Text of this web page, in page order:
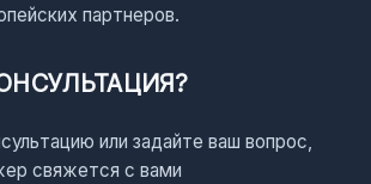
партнеров.
или задайте ваш вопрос,
свяжется с вами